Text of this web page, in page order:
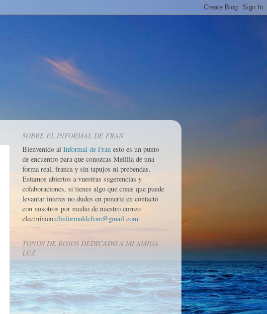
SOBRE EL INFORMAL DE FRAN
Bienvenido al Informal de Fran esto es un punto
de encuentro para que conozcas Melilla de una
forma real, franca y sin tapujos ni prebendas.
Estamos abiertos a vuestras sugerencias y
colaboraciones, si tienes algo que creas que puede
levantar interes no dudes en ponerte en contacto
con nosotros por medio de nuestro correo
electrónico:elinformaldefran@gmail.com
TONOS DE ROJOS DEDICADO A MI AMIGA
LUZ